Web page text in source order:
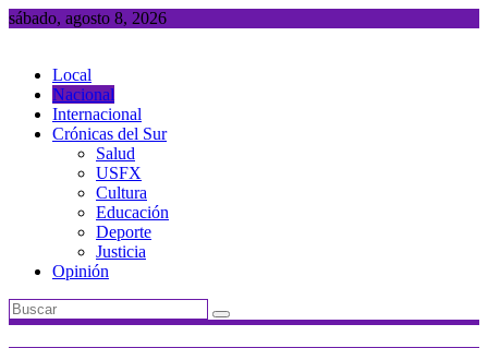
Saltar
sábado, agosto 8, 2026
Local
Nacional
Internacional
Crónicas del Sur
Salud
USFX
Cultura
Educación
Deporte
Justicia
Opinión